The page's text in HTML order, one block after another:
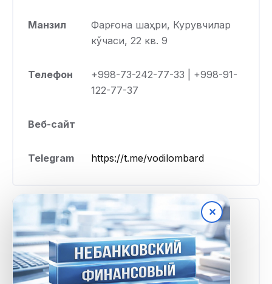
Манзил
Фарғона шаҳри, Курувчилар
кўчаси, 22 кв. 9
Телефон
+998-73-242-77-33 | +998-91-
122-77-37
Веб-сайт
Telegram https://t.me/vodilombard
Тарифлар ва шартлар
Минимал
миқдор
100 000 UZS
✕